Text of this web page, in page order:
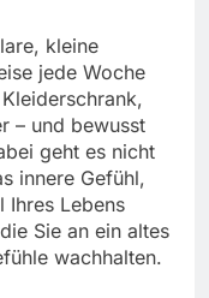
kleine
jede Woche
– und bewusst
geht es nicht
innere Gefühl,
Ihres Lebens
Sie an ein altes
wachhalten.